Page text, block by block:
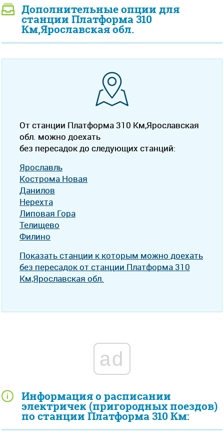
Информация о расписании
электричек (пригородных поездов)
по станции Платформа 310 Км:
Дополнительные опции для
станции Платформа 310
Км,Ярославская обл.
От станции Платформа 310 Км,Ярославская
обл. можно доехать
без пересадок до следующих станций:
Ярославль
Кострома Новая
Данилов
Нерехта
Липовая Гора
Телищево
Филино
Показать станции к которым можно доехать
без пересадок от станции Платформа 310
Км,Ярославская обл.
ad